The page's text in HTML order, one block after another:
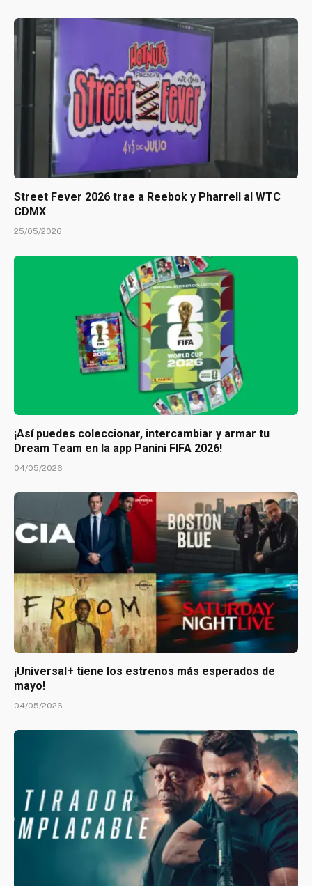
Street Fever 2026 trae a Reebok y Pharrell al WTC
CDMX
25/05/2026
¡Así puedes coleccionar, intercambiar y armar tu
Dream Team en la app Panini FIFA 2026!
04/05/2026
¡Universal+ tiene los estrenos más esperados de
mayo!
04/05/2026